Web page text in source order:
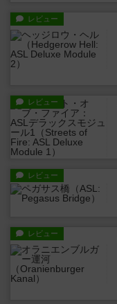
レビュー
レビュー
レビュー
レビュー